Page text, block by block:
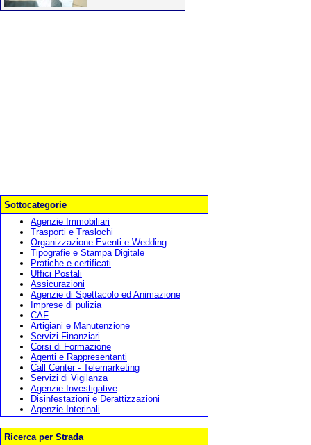
Sottocategorie
Agenzie Immobiliari
Trasporti e Traslochi
Organizzazione Eventi e Wedding
Tipografie e Stampa Digitale
Pratiche e certificati
Uffici Postali
Assicurazioni
Agenzie di Spettacolo ed Animazione
Imprese di pulizia
CAF
Artigiani e Manutenzione
Servizi Finanziari
Corsi di Formazione
Agenti e Rappresentanti
Call Center - Telemarketing
Servizi di Vigilanza
Agenzie Investigative
Disinfestazioni e Derattizzazioni
Agenzie Interinali
Ricerca per Strada